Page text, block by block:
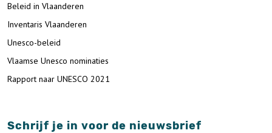
Beleid in Vlaanderen
Inventaris Vlaanderen
Unesco-beleid
Vlaamse Unesco nominaties
Rapport naar UNESCO 2021
Schrijf je in voor de nieuwsbrief